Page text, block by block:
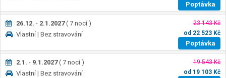
Poptávka
26.12. - 2.1.2027( 7 nocí )
Vlastní | Bez stravování
23 143 Kč
od 22 523 Kč
Poptávka
2.1. - 9.1.2027( 7 nocí )
Vlastní | Bez stravování
19 543 Kč
od 19 103 Kč